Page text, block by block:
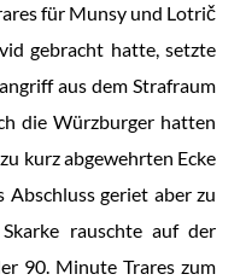
für Munsy und Lotrič
gebracht hatte, setzte
aus dem Strafraum
die Würzburger hatten
kurz abgewehrten Ecke
Abschluss geriet aber zu
rauschte auf der
90. Minute Trares zum